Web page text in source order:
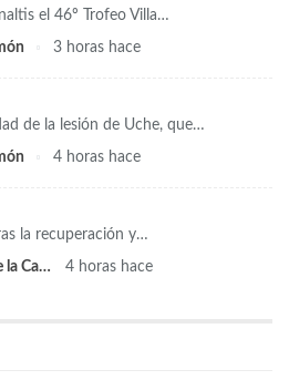
el 46º Trofeo Villa…
3 horas hace
de la lesión de Uche, que…
4 horas hace
la recuperación y…
Al Cabo de la Calle 4 horas hace